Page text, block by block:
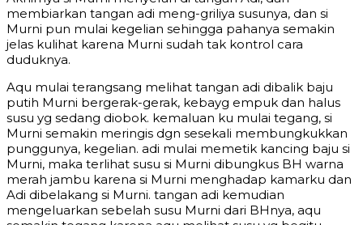
membiarkan tangan adi meng-griliya susunya, dan si
Murni pun mulai kegelian sehingga pahanya semakin
jelas kulihat karena Murni sudah tak kontrol cara
duduknya.
Aqu mulai terangsang melihat tangan adi dibalik baju
putih Murni bergerak-gerak, kebayg empuk dan halus
susu yg sedang diobok. kemaluan ku mulai tegang, si
Murni semakin meringis dgn sesekali membungkukkan
punggunya, kegelian. adi mulai memetik kancing baju si
Murni, maka terlihat susu si Murni dibungkus BH warna
merah jambu karena si Murni menghadap kamarku dan
Adi dibelakang si Murni. tangan adi kemudian
mengeluarkan sebelah susu Murni dari BHnya, aqu